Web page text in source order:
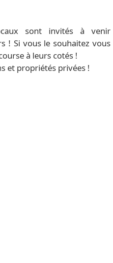
sont invités à venir
! Si vous le souhaitez vous
à leurs cotés !
et propriétés privées !